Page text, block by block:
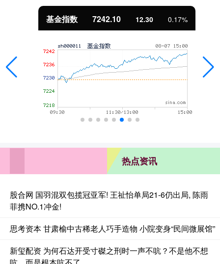
基金指数 7242.10 12.30 0.17%
热点资讯
股合网 国羽混双包揽冠亚军! 王祉怡单局21-6仍出局, 陈雨
菲携NO.1冲金!
思考资本 甘肃榆中古稀老人巧手造物 小院变身“民间微展馆”
新玺配资 为何石达开受寸磔之刑时一声不吭？不是他不想